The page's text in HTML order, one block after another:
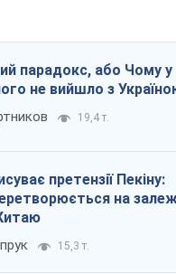
парадокс, або Чому у
не вийшло з
19,4 т.
претензії Пекіну:
на
15,3 т.